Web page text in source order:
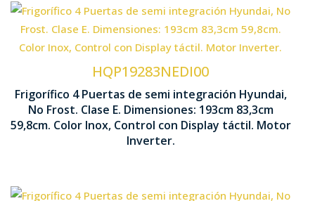
HQP19283NEDI00
Frigorífico 4 Puertas de semi integración Hyundai,
No Frost. Clase E. Dimensiones: 193cm 83,3cm
59,8cm. Color Inox, Control con Display táctil. Motor
Inverter.
Ventilación Multi Air Flow
Sistema Antibacteria 1930 x